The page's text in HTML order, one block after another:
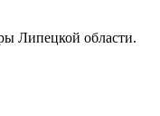
Липецкой области.